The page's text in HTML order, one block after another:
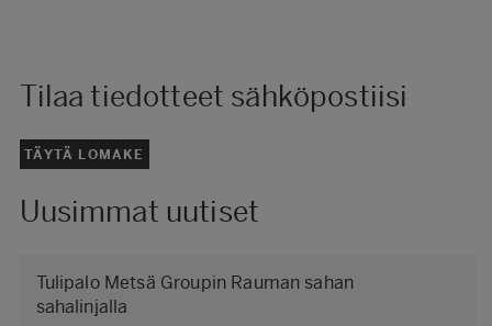
Tilaa tiedotteet sähköpostiisi
TÄYTÄ LOMAKE
Uusimmat uutiset
Tulipalo Metsä Groupin Rauman sahan
sahalinjalla